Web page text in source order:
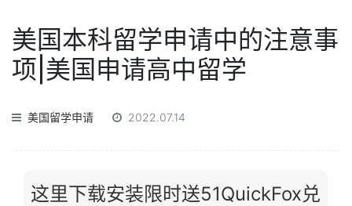
美国本科留学申请中的注意事
项|美国申请高中留学
美国留学申请 2022.07.14
这里下载安装限时送51QuickFox兑